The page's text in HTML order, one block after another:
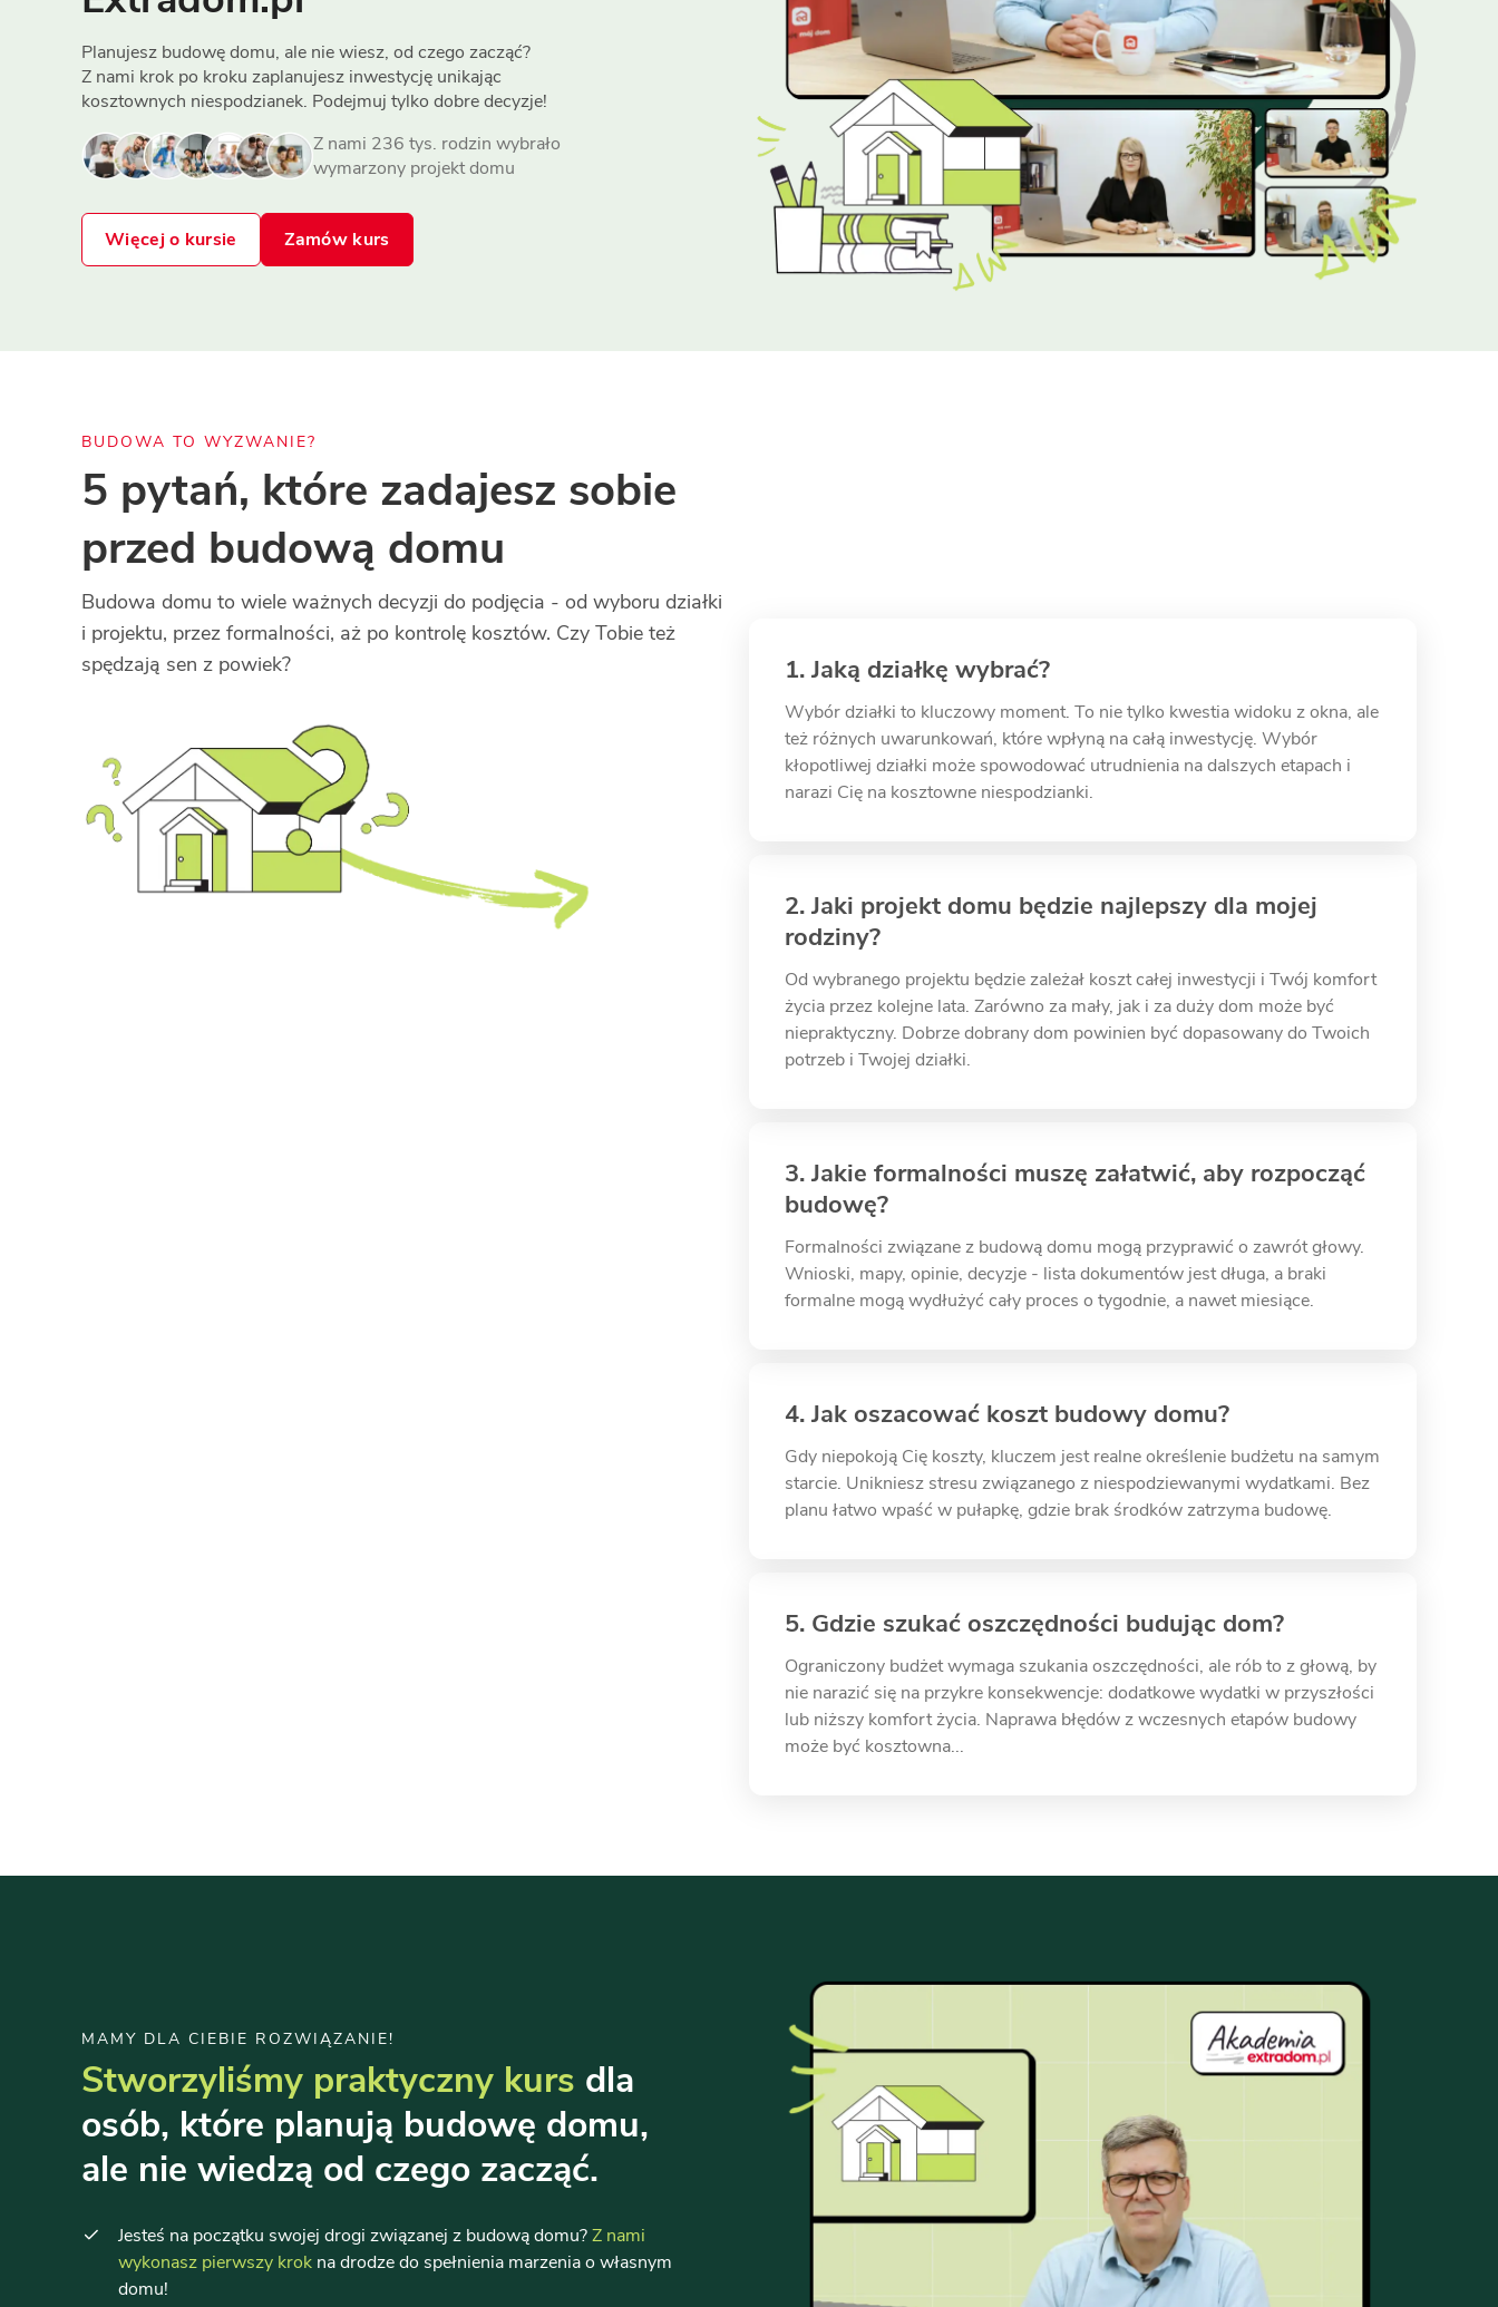
DODATKOWE ELEMENTY
Zobacz wszystkie kategorie
Dom pasywny- co to znaczy
AKADEMIA EXTRADOM.PL
BAZA WIEDZY
Zobacz wszystkie porady
Planujesz budowę domu, ale nie wiesz, od czego zacząć?
Z nami krok po kroku zaplanujesz inwestycję unikając
kosztownych niespodzianek. Podejmuj tylko dobre decyzje!
Z nami 236 tys. rodzin wybrało
wymarzony projekt domu
Więcej o kursie Zamów kurs
BUDOWA TO WYZWANIE?
5 pytań, które zadajesz sobie
przed budową domu
Budowa domu to wiele ważnych decyzji do podjęcia - od wyboru działki
i projektu, przez formalności, aż po kontrolę kosztów. Czy Tobie też
spędzają sen z powiek?
1. Jaką działkę wybrać?
Wybór działki to kluczowy moment. To nie tylko kwestia widoku z okna, ale
też różnych uwarunkowań, które wpłyną na całą inwestycję. Wybór
kłopotliwej działki może spowodować utrudnienia na dalszych etapach i
narazi Cię na kosztowne niespodzianki.
2. Jaki projekt domu będzie najlepszy dla mojej
rodziny?
Od wybranego projektu będzie zależał koszt całej inwestycji i Twój komfort
życia przez kolejne lata. Zarówno za mały, jak i za duży dom może być
niepraktyczny. Dobrze dobrany dom powinien być dopasowany do Twoich
potrzeb i Twojej działki.
3. Jakie formalności muszę załatwić, aby rozpocząć
budowę?
Formalności związane z budową domu mogą przyprawić o zawrót głowy.
Wnioski, mapy, opinie, decyzje - lista dokumentów jest długa, a braki
formalne mogą wydłużyć cały proces o tygodnie, a nawet miesiące.
4. Jak oszacować koszt budowy domu?
Gdy niepokoją Cię koszty, kluczem jest realne określenie budżetu na samym
starcie. Unikniesz stresu związanego z niespodziewanymi wydatkami. Bez
planu łatwo wpaść w pułapkę, gdzie brak środków zatrzyma budowę.
5. Gdzie szukać oszczędności budując dom?
Ograniczony budżet wymaga szukania oszczędności, ale rób to z głową, by
nie narazić się na przykre konsekwencje: dodatkowe wydatki w przyszłości
lub niższy komfort życia. Naprawa błędów z wczesnych etapów budowy
może być kosztowna...
MAMY DLA CIEBIE ROZWIĄZANIE!
Stworzyliśmy praktyczny kurs dla
osób, które planują budowę domu,
ale nie wiedzą od czego zacząć.
Jesteś na początku swojej drogi związanej z budową domu?Z nami
wykonasz pierwszy krok na drodze do spełnienia marzenia o własnym
domu!